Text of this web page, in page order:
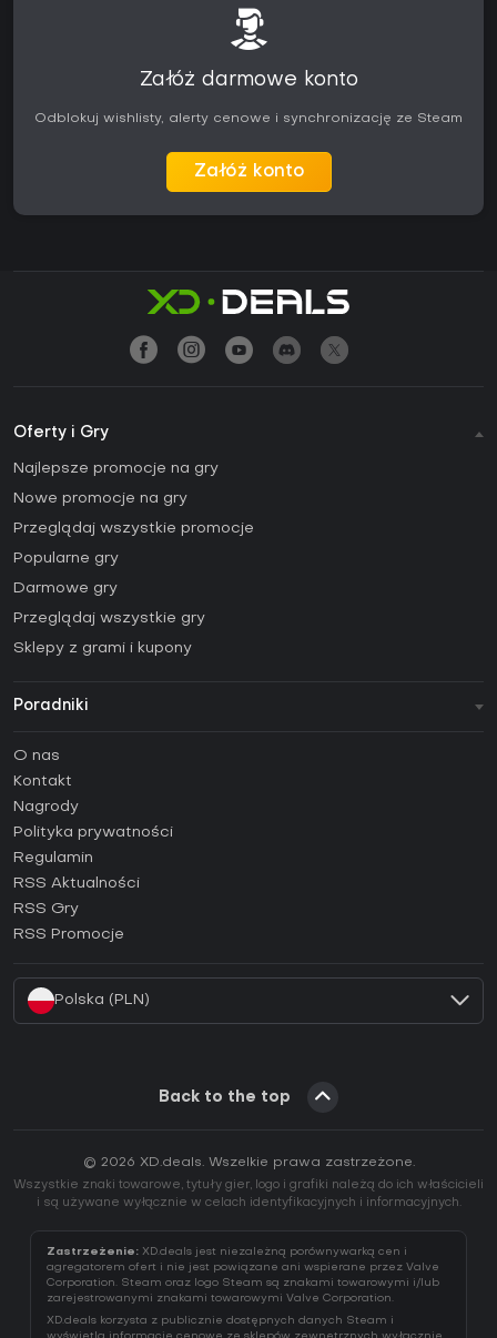
Załóż darmowe konto
Odblokuj wishlisty, alerty cenowe i synchronizację ze Steam
Załóż konto
Oferty i Gry
Najlepsze promocje na gry
Nowe promocje na gry
Przeglądaj wszystkie promocje
Popularne gry
Darmowe gry
Przeglądaj wszystkie gry
Sklepy z grami i kupony
Poradniki
Poradniki
Jak aktywować klucz Steam (CD Key)?
Jak aktywować klucz Epic Games (CD Key)?
Jak aktywować klucz GOG (CD Key)?
Jak aktywować klucz Ubisoft Connect (CD Key)?
O nas
Kontakt
Nagrody
Polityka prywatności
Regulamin
RSS Aktualności
RSS Gry
RSS Promocje
Polska (PLN)
Back to the top
© 2026 XD.deals. Wszelkie prawa zastrzeżone.
Wszystkie znaki towarowe, tytuły gier, logo i grafiki należą do ich właścicieli
i są używane wyłącznie w celach identyfikacyjnych i informacyjnych.
Zastrzeżenie: XD.deals jest niezależną porównywarką cen i
agregatorem ofert i nie jest powiązane ani wspierane przez Valve
Corporation. Steam oraz logo Steam są znakami towarowymi i/lub
zarejestrowanymi znakami towarowymi Valve Corporation.
XD.deals korzysta z publicznie dostępnych danych Steam i